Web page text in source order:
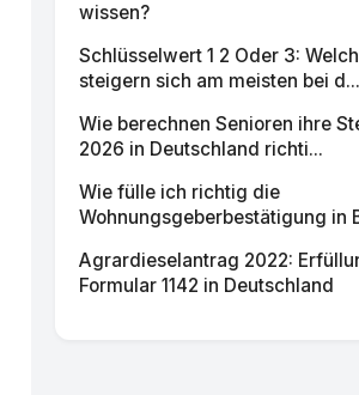
wissen?
Schlüsselwert 1 2 Oder 3:
steigern sich am meisten bei d...
Wie berechnen Senioren ihre
2026 in Deutschland richti...
Wie fülle ich richtig die
Wohnungsgeberbestätigung in
Agrardieselantrag 2022:
Formular 1142 in Deutschland